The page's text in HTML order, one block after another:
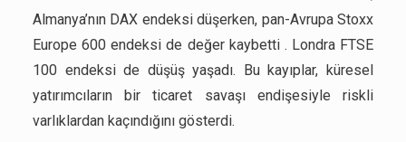
Almanya’nın DAX endeksi düşerken, pan-Avrupa Stoxx
Europe 600 endeksi de değer kaybetti . Londra FTSE
100 endeksi de düşüş yaşadı. Bu kayıplar, küresel
yatırımcıların bir ticaret savaşı endişesiyle riskli
varlıklardan kaçındığını gösterdi.